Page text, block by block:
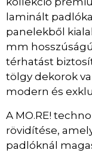
laminált
panelekből
mm
térhatást
tölgy dekorok
modern és
A MO.RE!
rövidítése,
padlóknál